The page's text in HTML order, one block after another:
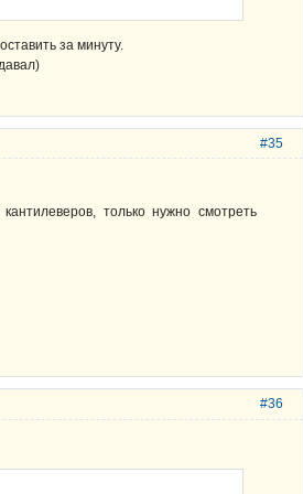
за минуту.
#35
только нужно смотреть
#36